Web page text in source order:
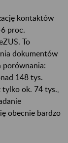
kontaktów
proc.
To
dokumentów
porównania:
148 tys.
tylko ok. 74 tys.,
obecnie bardzo